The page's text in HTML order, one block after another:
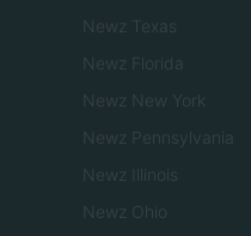
Newz Texas
Newz Florida
Newz New York
Newz Pennsylvania
Newz Illinois
Newz Ohio